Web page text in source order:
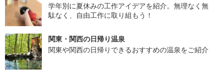
学年別に夏休みの工作アイデアを紹介。無理なく無
駄なく、自由工作に取り組もう！
関東・関西の日帰り温泉
関東や関西の日帰りできるおすすめの温泉をご紹介